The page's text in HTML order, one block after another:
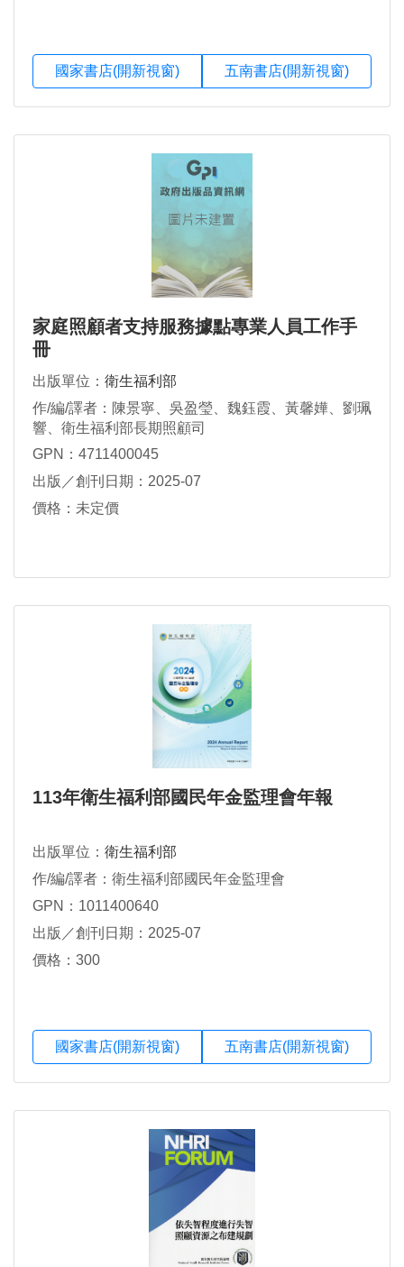
國家書店(開新視窗) 五南書店(開新視窗)
家庭照顧者支持服務據點專業人員工作手
冊
出版單位： 衛生福利部
作/編/譯者：陳景寧、吳盈瑩、魏鈺霞、黃馨嬅、劉珮
響、衛生福利部長期照顧司
GPN：4711400045
出版／創刊日期：2025-07
價格：未定價
113年衛生福利部國民年金監理會年報
出版單位： 衛生福利部
作/編/譯者：衛生福利部國民年金監理會
GPN：1011400640
出版／創刊日期：2025-07
價格：300
國家書店(開新視窗) 五南書店(開新視窗)